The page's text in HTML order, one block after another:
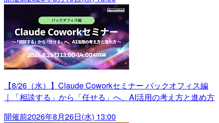
【8/26（水）】Claude Coworkセミナー バックオフィス編
｜「相談する」から「任せる」へ、AI活用の考え方と進め方
開催前2026年8月26日(水) 13:00